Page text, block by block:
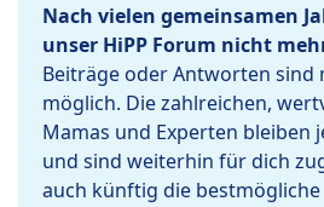
Nach vielen gemeinsamen
unser HiPP Forum nicht
Beiträge oder Antworten sind
möglich. Die zahlreichen,
Mamas und Experten bleiben
und sind weiterhin für dich
auch künftig die